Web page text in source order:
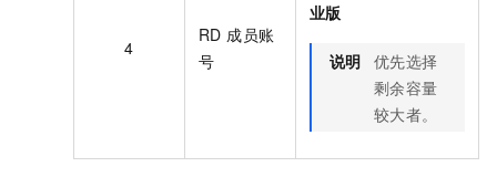
4
RD 成员账
号
业版
说明 优先选择
剩余容量
较大者。